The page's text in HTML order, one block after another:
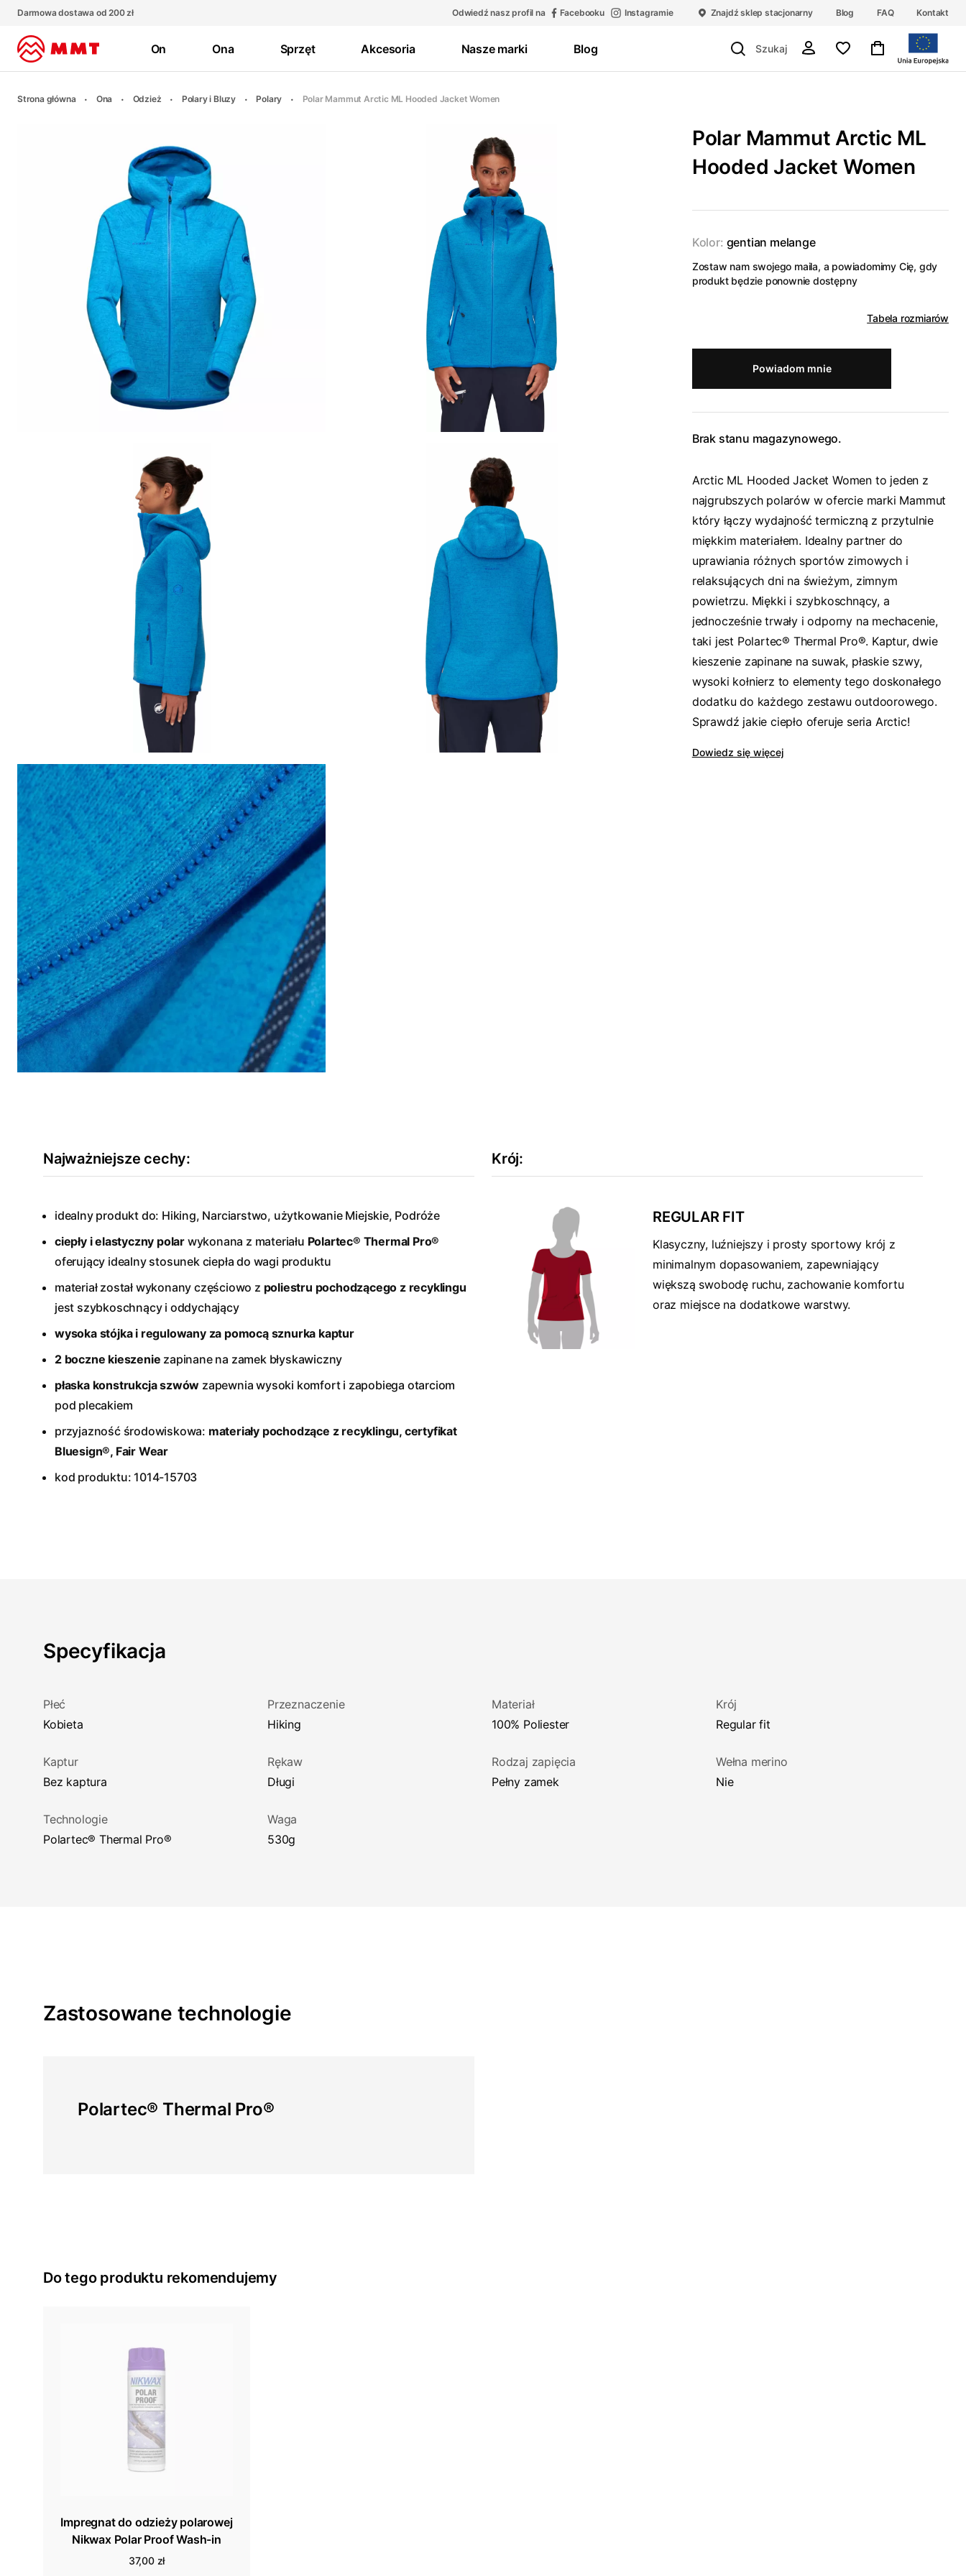
Darmowa dostawa od 200 zł Odwiedź nasz profil na Facebooku Instagramie Znajdź sklep stacjonarny Blog FAQ Kontakt
On Ona Sprzęt Akcesoria Nasze marki Blog
Strona główna Ona Odzież Polary i Bluzy Polary Polar Mammut Arctic ML Hooded Jacket Women
Polar Mammut Arctic ML
Hooded Jacket Women
Kolor: gentian melange
Zostaw nam swojego maila, a powiadomimy Cię, gdy
produkt będzie ponownie dostępny
Tabela rozmiarów
Powiadom mnie
Brak stanu magazynowego.
Arctic ML Hooded Jacket Women to jeden z
najgrubszych polarów w ofercie marki Mammut
który łączy wydajność termiczną z przytulnie
miękkim materiałem. Idealny partner do
uprawiania różnych sportów zimowych i
relaksujących dni na świeżym, zimnym
powietrzu. Miękki i szybkoschnący, a
jednocześnie trwały i odporny na mechacenie,
taki jest Polartec® Thermal Pro®. Kaptur, dwie
kieszenie zapinane na suwak, płaskie szwy,
wysoki kołnierz to elementy tego doskonałego
dodatku do każdego zestawu outdoorowego.
Sprawdź jakie ciepło oferuje seria Arctic!
Dowiedz się więcej
Najważniejsze cechy:
idealny produkt do: Hiking, Narciarstwo, użytkowanie Miejskie, Podróże
ciepły i elastyczny polar wykonana z materiału Polartec® Thermal Pro®
oferujący idealny stosunek ciepła do wagi produktu
materiał został wykonany częściowo z poliestru pochodzącego z recyklingu
jest szybkoschnący i oddychający
wysoka stójka i regulowany za pomocą sznurka kaptur
2 boczne kieszenie zapinane na zamek błyskawiczny
płaska konstrukcja szwów zapewnia wysoki komfort i zapobiega otarciom
pod plecakiem
przyjazność środowiskowa: materiały pochodzące z recyklingu, certyfikat
Bluesign®, Fair Wear
kod produktu: 1014-15703
Krój:
REGULAR FIT
Klasyczny, luźniejszy i prosty sportowy krój z
minimalnym dopasowaniem, zapewniający
większą swobodę ruchu, zachowanie komfortu
oraz miejsce na dodatkowe warstwy.
Specyfikacja
Płeć
Kobieta
Przeznaczenie
Hiking
Materiał
100% Poliester
Krój
regular fit
Kaptur
Bez kaptura
Rękaw
Długi
Rodzaj zapięcia
Pełny zamek
Wełna merino
Nie
Technologie
Polartec® Thermal Pro®
Waga
530g
Zastosowane technologie
Polartec® Thermal Pro®
Do tego produktu rekomendujemy
Impregnat do odzieży polarowej
Nikwax Polar Proof Wash-in
37,00 zł